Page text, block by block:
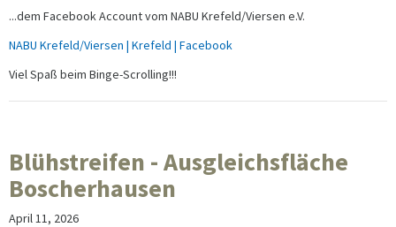
...dem Facebook Account vom NABU Krefeld/Viersen e.V.
NABU Krefeld/Viersen | Krefeld | Facebook
Viel Spaß beim Binge-Scrolling!!!
Blühstreifen - Ausgleichsfläche
Boscherhausen
April 11, 2026